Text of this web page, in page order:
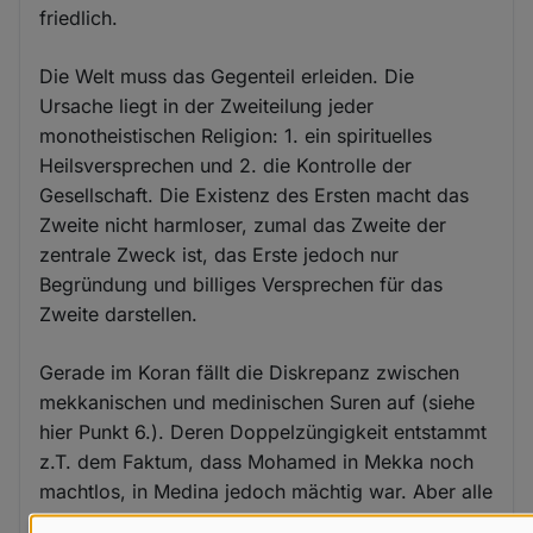
friedlich.
Die Welt muss das Gegenteil erleiden. Die
Ursache liegt in der Zweiteilung jeder
monotheistischen Religion: 1. ein spirituelles
Heilsversprechen und 2. die Kontrolle der
Gesellschaft. Die Existenz des Ersten macht das
Zweite nicht harmloser, zumal das Zweite der
zentrale Zweck ist, das Erste jedoch nur
Begründung und billiges Versprechen für das
Zweite darstellen.
Gerade im Koran fällt die Diskrepanz zwischen
mekkanischen und medinischen Suren auf (siehe
hier Punkt 6.). Deren Doppelzüngigkeit entstammt
z.T. dem Faktum, dass Mohamed in Mekka noch
machtlos, in Medina jedoch mächtig war. Aber alle
Suren verblieben im Koran, weil sich damit